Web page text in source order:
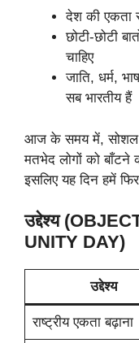
देश की एकता
छोटी-छोटी
चाहिए
जाति, धर्म,
सब भारतीय हैं
आज के समय में, सोशल
मतभेद लोगों को बाँटने
इसलिए यह दिन हमें
उद्देश्य
UNITY DAY)
उद्देश्य
राष्ट्रीय एकता बढ़ाना